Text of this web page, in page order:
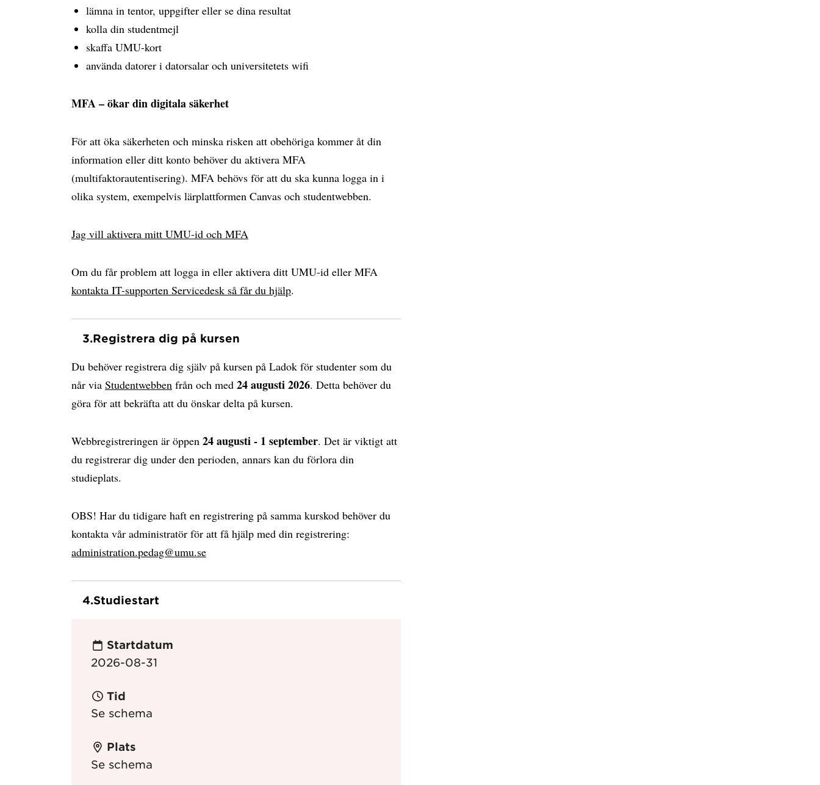
lämna in tentor, uppgifter eller se dina resultat
kolla din studentmejl
skaffa UMU-kort
använda datorer i datorsalar och universitetets wifi
MFA – ökar din digitala säkerhet
För att öka säkerheten och minska risken att obehöriga kommer åt din
information eller ditt konto behöver du aktivera MFA
(multifaktorautentisering). MFA behövs för att du ska kunna logga in i
olika system, exempelvis lärplattformen Canvas och studentwebben.
Jag vill aktivera mitt UMU-id och MFA
Om du får problem att logga in eller aktivera ditt UMU-id eller MFA
kontakta IT-supporten Servicedesk så får du hjälp.
3.Registrera dig på kursen
Du behöver registrera dig själv på kursen på Ladok för studenter som du
når via Studentwebben från och med 24 augusti 2026. Detta behöver du
göra för att bekräfta att du önskar delta på kursen.
Webbregistreringen är öppen 24 augusti - 1 september. Det är viktigt att
du registrerar dig under den perioden, annars kan du förlora din
studieplats.
OBS! Har du tidigare haft en registrering på samma kurskod behöver du
kontakta vår administratör för att få hjälp med din registrering:
administration.pedag@umu.se
4.Studiestart
Startdatum
2026-08-31
Tid
Se schema
Plats
Se schema